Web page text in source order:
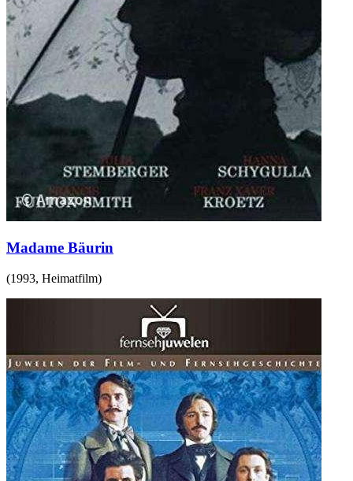
Madame Bäurin
(1993, Heimatfilm)